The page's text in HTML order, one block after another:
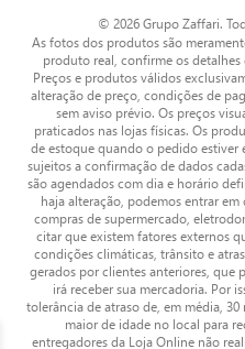
© 2026 Grupo Zaffari.
As fotos dos produtos são
produto real, confirme os
Preços e produtos válidos
alteração de preço, condições de
sem aviso prévio. Os preços
praticados nas lojas físicas. Os
de estoque quando o pedido estiver
sujeitos a confirmação de dados
são agendados com dia e horário
haja alteração, podemos entrar
compras de supermercado,
citar que existem fatores externos
condições climáticas, trânsito e
gerados por clientes anteriores,
irá receber sua mercadoria. Por
tolerância de atraso de, em média,
maior de idade no local para
entregadores da Loja Online não